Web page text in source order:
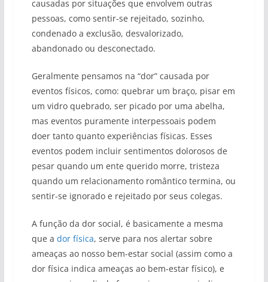
causadas por situações que envolvem outras
pessoas, como sentir-se rejeitado, sozinho,
condenado a exclusão, desvalorizado,
abandonado ou desconectado.
Geralmente pensamos na “dor” causada por
eventos físicos, como: quebrar um braço, pisar em
um vidro quebrado, ser picado por uma abelha,
mas eventos puramente interpessoais podem
doer tanto quanto experiências físicas. Esses
eventos podem incluir sentimentos dolorosos de
pesar quando um ente querido morre, tristeza
quando um relacionamento romântico termina, ou
sentir-se ignorado e rejeitado por seus colegas.
A função da dor social, é basicamente a mesma
que a dor física, serve para nos alertar sobre
ameaças ao nosso bem-estar social (assim como a
dor física indica ameaças ao bem-estar físico), e